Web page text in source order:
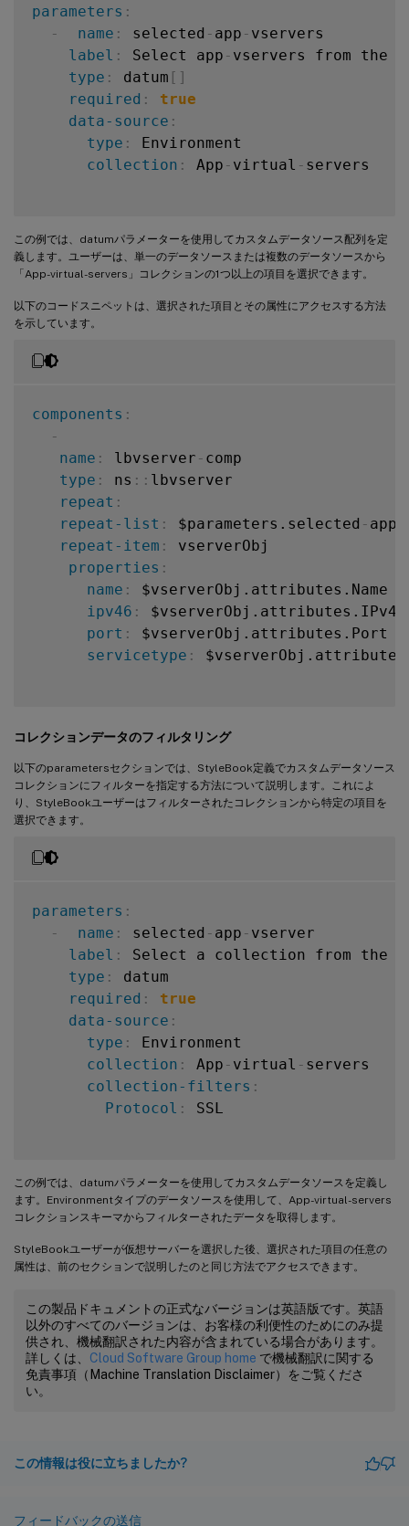
parameters :
-
name : selected - app - vservers
label : Select app - vservers from the
type : datum [ ]
required :
true
data-source :
type :
Environment
collection : App - virtual - servers
この例では、datumパラメーターを使用してカスタムデータソース配列を定
義します。ユーザーは、単一のデータソースまたは複数のデータソースから
「App-virtual-servers」コレクションの1つ以上の項目を選択できます。
以下のコードスニペットは、選択された項目とその属性にアクセスする方法
を示しています。
components :
-
name : lbvserver - comp
type : ns : : lbvserver
repeat :
repeat-list : $parameters.selected - app
repeat-item :
vserverObj
properties :
name :
$vserverObj.attributes.Name
ipv46 :
$vserverObj.attributes.IPv46
port :
$vserverObj.attributes.Port
servicetype :
コレクションデータのフィルタリング
以下のparametersセクションでは、StyleBook定義でカスタムデータソース
コレクションにフィルターを指定する方法について説明します。これによ
り、StyleBookユーザーはフィルターされたコレクションから特定の項目を
選択できます。
parameters :
-
name : selected - app - vserver
label :
Select a collection from the
type :
datum
required :
true
data-source :
type :
Environment
collection : App - virtual - servers
collection-filters :
Protocol : SSL
この例では、datumパラメーターを使用してカスタムデータソースを定義し
ます。Environmentタイプのデータソースを使用して、App-virtual-servers
コレクションスキーマからフィルターされたデータを取得します。
StyleBookユーザーが仮想サーバーを選択した後、選択された項目の任意の
属性は、前のセクションで説明したのと同じ方法でアクセスできます。
この製品ドキュメントの正式なバージョンは英語版です。英語
以外のすべてのバージョンは、お客様の利便性のためにのみ提
供され、機械翻訳された内容が含まれている場合があります。
詳しくは、 Cloud Software Group home で機械翻訳に関する
免責事項（Machine Translation Disclaimer）をご覧くださ
い。
この情報は役に立ちましたか?
フィードバックの送信